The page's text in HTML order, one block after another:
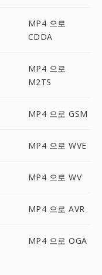
MP4 으로
CDDA
MP4 으로
M2TS
MP4 으로 GSM
MP4 으로 WVE
MP4 으로 WV
MP4 으로 AVR
MP4 으로 OGA